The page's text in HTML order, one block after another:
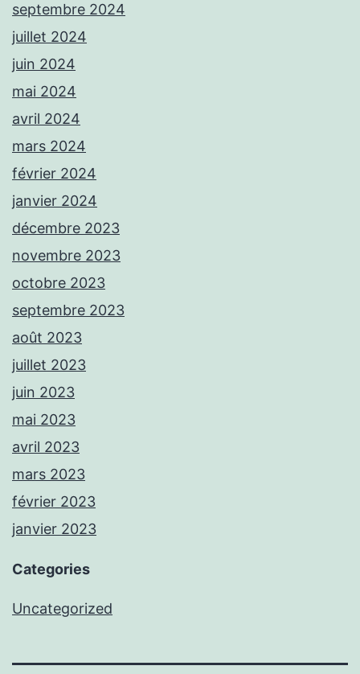
septembre 2024
juillet 2024
juin 2024
mai 2024
avril 2024
mars 2024
février 2024
janvier 2024
décembre 2023
novembre 2023
octobre 2023
septembre 2023
août 2023
juillet 2023
juin 2023
mai 2023
avril 2023
mars 2023
février 2023
janvier 2023
Categories
Uncategorized